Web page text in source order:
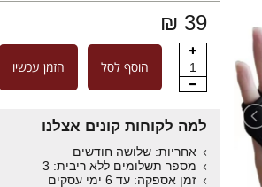
39 ₪
1 הוסף לסל הזמן עכשיו
למה לקוחות קונים אצלנו
אחריות: שלושה חודשים
מספר תשלומים ללא ריבית: 3
זמן אספקה: עד 6 ימי עסקים